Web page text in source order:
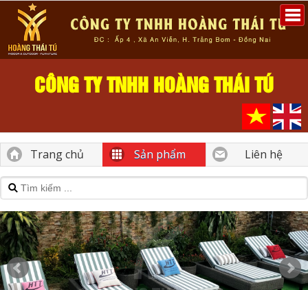
CÔNG TY TNHH HOÀNG THÁI TÚ
Trang chủ Sản phẩm Liên hệ